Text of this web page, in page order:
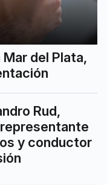
del Plata,
Rud,
y conductor